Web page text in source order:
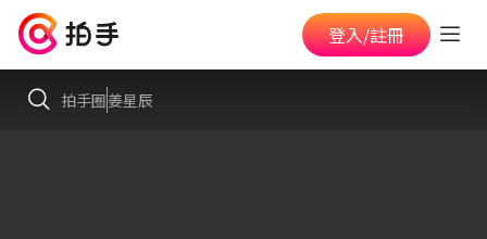
登入/註冊
拍手圈姜星辰